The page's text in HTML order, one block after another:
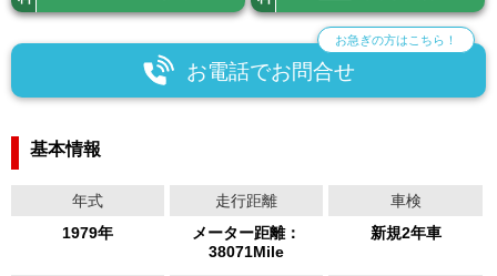
お電話でお問合せ
お急ぎの方はこちら！
基本情報
年式
1979年
走行距離
メーター距離：
38071Mile
車検
新規2年車